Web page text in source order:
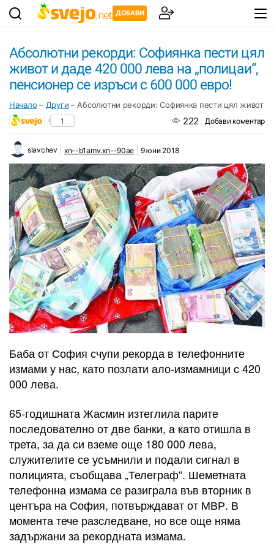
ДОБАВИ
Абсолютни рекорди: Софиянка пести цял
живот и даде 420 000 лева на „полицаи“,
пенсионер се изръси с 600 000 евро!
Начало – Други – Абсолютни рекорди: Софиянка пести цял живот и
1 222 Добави коментар
slavchev xn--b1amv.xn--90ae 9 юни 2018
Баба от София счупи рекорда в телефонните
измами у нас, като позлати ало-измамници с 420
000 лева.
65-годишната Жасмин изтеглила парите
последователно от две банки, а като отишла в
трета, за да си вземе още 180 000 лева,
служителите се усъмнили и подали сигнал в
полицията, съобщава „Телеграф“. Шеметната
телефонна измама се разиграла във вторник в
центъра на София, потвърждават от МВР. В
момента тече разследване, но все още няма
задържани за рекордната измама.